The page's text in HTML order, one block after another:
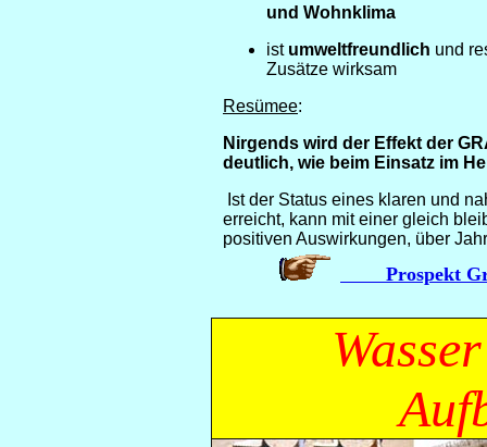
und Wohnklima
ist umweltfreundlich und
Zusätze wirksam
Resümee:
Nirgends wird der Effekt der
deutlich, wie beim Einsatz im
Ist der Status eines klaren und
erreicht, kann mit einer gleich
positiven Auswirkungen, über
Prospekt